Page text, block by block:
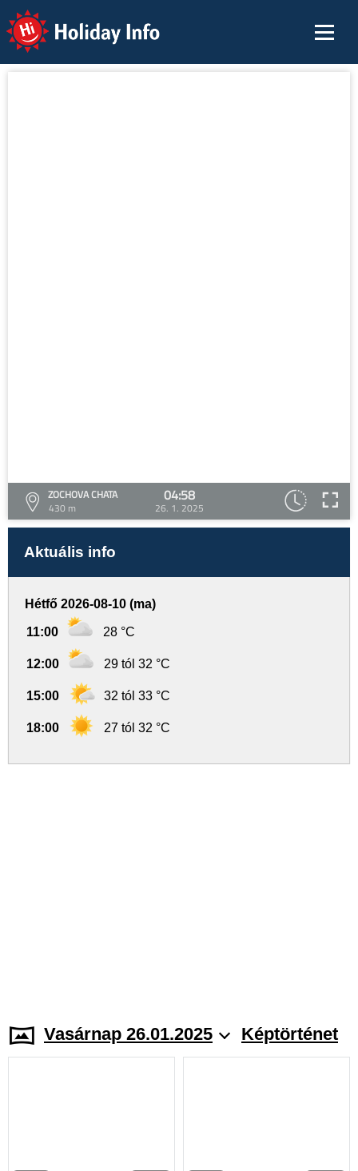
Holiday Info
ZOCHOVA CHATA
430 m
04:58
26. 1. 2025
Aktuális info
Hétfő 2026-08-10 (ma)
11:00 28 °C
12:00 29 tól 32 °C
15:00 32 tól 33 °C
18:00 27 tól 32 °C
Vasárnap 26.01.2025 Képtörténet